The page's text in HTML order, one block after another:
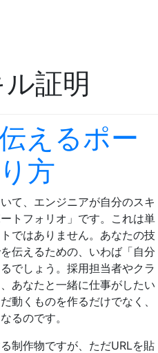
証明
えるポー
方
て、エンジニアが自分のスキ
トフォリオ」です。これは単
ではありません。あなたの技
伝えるための、いわば「自分
でしょう。採用担当者やクラ
あなたと一緒に仕事がしたい
動くものを作るだけでなく、
るのです。
制作物ですが、ただURLを貼